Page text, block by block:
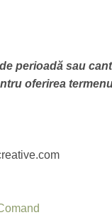
perioadă sau
oferirea